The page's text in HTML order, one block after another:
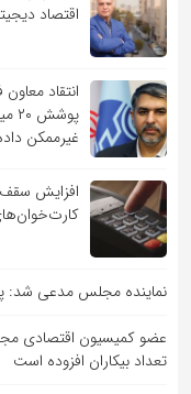
اقتصاد
انتقاد
غیرممکن
افزایش سقف
کارت‌خوان‌های تاپ به
نماینده مجلس مدعی شد:
عضو کمیسیون اقتصادی
تعداد بیکاران افزوده است